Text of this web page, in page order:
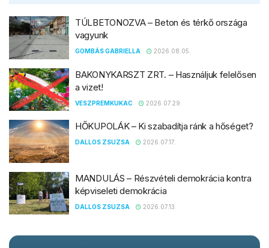
TÚLBETONOZVA – Beton és térkő országa
vagyunk
GOMBÁS GABRIELLA 2026.08.05.
BAKONYKARSZT ZRT. – Használjuk felelősen
a vizet!
VESZPREMKUKAC 2026.07.29.
HŐKUPOLÁK – Ki szabadítja ránk a hőséget?
DALLOS ZSUZSA 2026.07.17.
MANDULÁS – Részvételi demokrácia kontra
képviseleti demokrácia
DALLOS ZSUZSA 2026.07.13.